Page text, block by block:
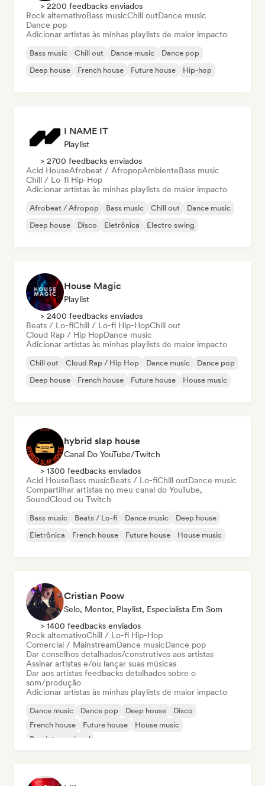
> 2200 feedbacks enviados
Rock alternativoBass musicChill outDance music
Dance pop
Adicionar artistas às minhas playlists de maior impacto
Bass music Chill out Dance music
Dance pop
Deep house
French house Future house Hip-hop
I NAME IT
Playlist
> 2700 feedbacks enviados
Acid HouseAfrobeat / AfropopAmbienteBass music
Chill / Lo-fi Hip-Hop
Adicionar artistas às minhas playlists de maior impacto
Afrobeat / Afropop Bass music Chill out
Dance music
Deep house
Disco Eletrônica Electro swing
House Magic
Playlist
> 2400 feedbacks enviados
Beats / Lo-fiChill / Lo-fi Hip-HopChill out
Cloud Rap / Hip HopDance music
Adicionar artistas às minhas playlists de maior impacto
Chill out Cloud Rap / Hip Hop Dance music
Dance pop
Deep house
French house Future house House music
hybrid slap house
Canal Do YouTube/Twitch
> 1300 feedbacks enviados
Acid HouseBass musicBeats / Lo-fiChill outDance music
Compartilhar artistas no meu canal do YouTube,
SoundCloud ou Twitch
Bass music Beats / Lo-fi Dance music
Deep house
Eletrônica
French house Future house House music
Cristian Poow
Selo, Mentor, Playlist, Especialista Em Som
> 1400 feedbacks enviados
Rock alternativoChill / Lo-fi Hip-Hop
Comercial / MainstreamDance musicDance pop
Dar conselhos detalhados/construtivos aos artistas
Assinar artistas e/ou lançar suas músicas
Dar aos artistas feedbacks detalhados sobre o
som/produção
Adicionar artistas às minhas playlists de maior impacto
Dance music Dance pop Deep house
Disco
French house
Future house
House music
Pop internacional